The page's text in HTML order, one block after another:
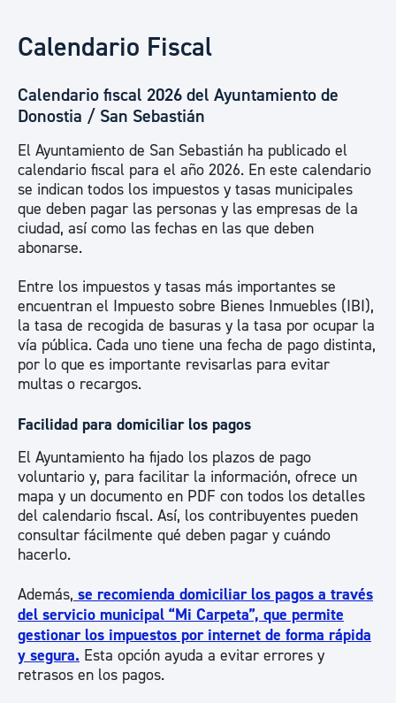
Calendario Fiscal
Calendario fiscal 2026 del Ayuntamiento de
Donostia / San Sebastián
El Ayuntamiento de San Sebastián ha publicado el
calendario fiscal para el año 2026. En este calendario
se indican todos los impuestos y tasas municipales
que deben pagar las personas y las empresas de la
ciudad, así como las fechas en las que deben
abonarse.
Entre los impuestos y tasas más importantes se
encuentran el Impuesto sobre Bienes Inmuebles (IBI),
la tasa de recogida de basuras y la tasa por ocupar la
vía pública. Cada uno tiene una fecha de pago distinta,
por lo que es importante revisarlas para evitar
multas o recargos.
Facilidad para domiciliar los pagos
El Ayuntamiento ha fijado los plazos de pago
voluntario y, para facilitar la información, ofrece un
mapa y un documento en PDF con todos los detalles
del calendario fiscal. Así, los contribuyentes pueden
consultar fácilmente qué deben pagar y cuándo
hacerlo.
Además, se recomienda domiciliar los pagos a través
del servicio municipal “Mi Carpeta”, que permite
gestionar los impuestos por internet de forma rápida
y segura. Esta opción ayuda a evitar errores y
retrasos en los pagos.